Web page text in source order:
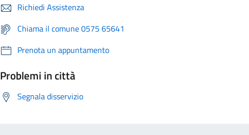
Richiedi Assistenza
Chiama il comune 0575 65641
Prenota un appuntamento
Problemi in città
Segnala disservizio